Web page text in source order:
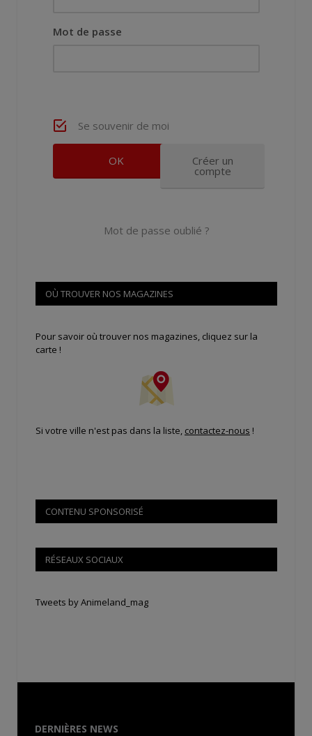
Mot de passe
Se souvenir de moi
Créer un
compte
Mot de passe oublié ?
OÙ TROUVER NOS MAGAZINES
Pour savoir où trouver nos magazines, cliquez sur la
carte !
Si votre ville n'est pas dans la liste, contactez-nous !
CONTENU SPONSORISÉ
RÉSEAUX SOCIAUX
Tweets by Animeland_mag
DERNIÈRES NEWS